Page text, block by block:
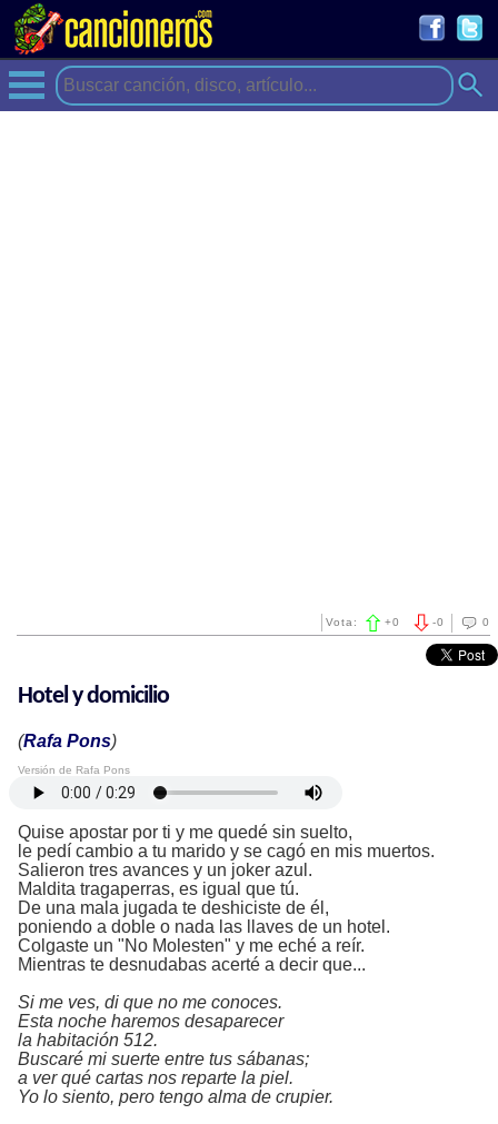
0
-0
Vota: +0
Hotel y domicilio
(Rafa Pons)
Versión de Rafa Pons
Quise apostar por ti y me quedé sin suelto,
le pedí cambio a tu marido y se cagó en mis muertos.
Salieron tres avances y un joker azul.
Maldita tragaperras, es igual que tú.
De una mala jugada te deshiciste de él,
poniendo a doble o nada las llaves de un hotel.
Colgaste un "No Molesten" y me eché a reír.
Mientras te desnudabas acerté a decir que...
Si me ves, di que no me conoces.
Esta noche haremos desaparecer
la habitación 512.
Buscaré mi suerte entre tus sábanas;
a ver qué cartas nos reparte la piel.
Yo lo siento, pero tengo alma de crupier.